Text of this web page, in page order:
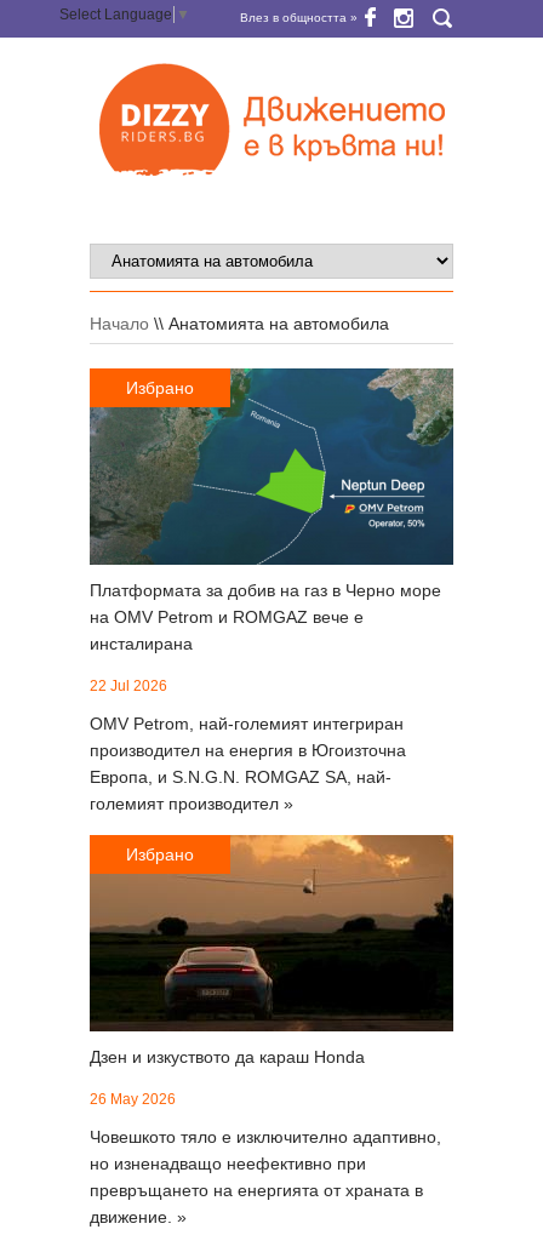
Select Language ▼ Влез в общността »
Начало \\ Анатомията на автомобила
Избрано
Платформата за добив на газ в Черно море
на OMV Petrom и ROMGAZ вече е
инсталирана
22 Jul 2026
OMV Petrom, най-големият интегриран
производител на енергия в Югоизточна
Европа, и S.N.G.N. ROMGAZ SA, най-
големият производител »
Избрано
Дзен и изкуството да караш Honda
26 May 2026
Човешкото тяло е изключително адаптивно,
но изненадващо неефективно при
превръщането на енергията от храната в
движение. »